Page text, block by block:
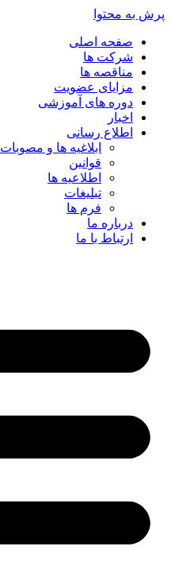
پرش به محتوا
صفحه اصلی
شرکت ها
مناقصه ها
مزایای عضویت
دوره های آموزشی
اخبار
اطلاع رسانی
ابلاغیه ها و مصوبات
قوانین
اطلاعیه ها
تبلیغات
فرم ها
درباره ما
ارتباط با ما